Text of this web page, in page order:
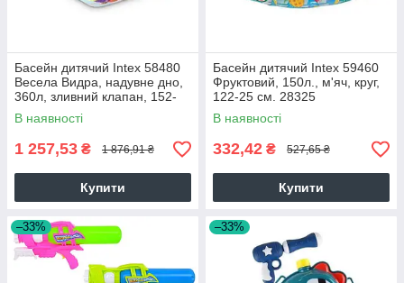
Басейн дитячий Intex 58480
Весела Видра, надувне дно,
360л, зливний клапан, 152-
56см. 28325
В наявності
1 257,53 ₴ 1 876,91 ₴
Купити
Басейн дитячий Intex 59460
Фруктовий, 150л., м'яч, круг,
122-25 см. 28325
В наявності
332,42 ₴ 527,65 ₴
Купити
–33% –33%